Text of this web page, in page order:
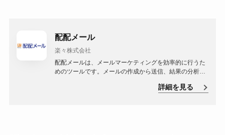
配配メール
楽々株式会社
配配メールは、メールマーケティングを効率的に行うた
めのツールです。メールの作成から送信、結果の分析ま
作成や管理を手軽に行いたい中小企業や個人事業主に向
詳細を見る